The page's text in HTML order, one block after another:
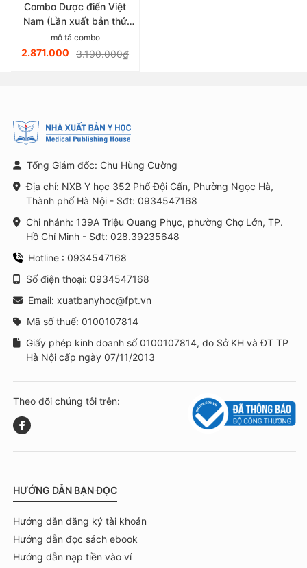
Combo Dược điển Việt
Nam (Lần xuất bản thứ
sáu)
mô tả combo
2.871.000 3.190.000₫
Tổng Giám đốc: Chu Hùng Cường
Địa chỉ: NXB Y học 352 Phố Đội Cấn, Phường Ngọc Hà,
Thành phố Hà Nội - Sđt: 0934547168
Chi nhánh: 139A Triệu Quang Phục, phường Chợ Lớn, TP.
Hồ Chí Minh - Sđt: 028.39235648
Hotline : 0934547168
Số điện thoại: 0934547168
Email: xuatbanyhoc@fpt.vn
Mã số thuế: 0100107814
Giấy phép kinh doanh số 0100107814, do Sở KH và ĐT TP
Hà Nội cấp ngày 07/11/2013
Theo dõi chúng tôi trên:
HƯỚNG DẪN BẠN ĐỌC
Hướng dẫn đăng ký tài khoản
Hướng dẫn đọc sách ebook
Hướng dẫn nạp tiền vào ví